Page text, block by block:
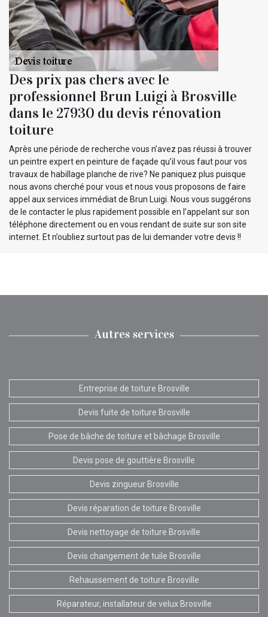
Des prix pas chers avec le
professionnel Brun Luigi à Brosville
dans le 27930 du devis rénovation
toiture
Après une période de recherche vous n’avez pas réussi à trouver
un peintre expert en peinture de façade qu’il vous faut pour vos
travaux de habillage planche de rive? Ne paniquez plus puisque
nous avons cherché pour vous et nous vous proposons de faire
appel aux services immédiat de Brun Luigi. Nous vous suggérons
de le contacter le plus rapidement possible en l’appelant sur son
téléphone directement ou en vous rendant de suite sur son site
internet. Et n’oubliez surtout pas de lui demander votre devis !!
Autres services
Entreprise de toiture Brosville
Devis fuite de toiture Brosville
Pose de bâche de toiture et bâchage Brosville
Devis pose de gouttière Brosville
Devis zingueur Brosville
Devis réparation de toiture Brosville
Devis nettoyage de toiture Brosville
Devis changement de tuile Brosville
Rehaussement de toiture Brosville
Réparateur, installateur de velux Brosville